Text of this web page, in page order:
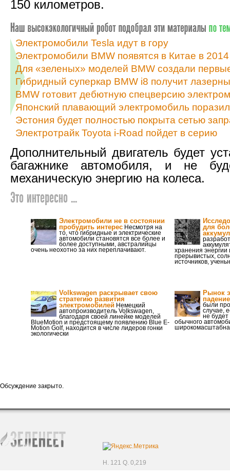
150 километров.
Электромобили Tesla идут в гору
Электромобили BMW появятся в Китае в 2014
Для «зеленых» моделей BMW создали
Гибридный суперкар BMW i8 получит
BMW готовит дебютную спецверсию
Японский плавающий электромобиль
Эстония будет полностью покрыта сетью
Электротрайк Toyota i-Road пойдет в серию
Дополнительный двигатель будет
багажнике автомобиля, и не
механическую энергию на колеса.
Это интересно ...
Электромобили не в состоянии
пробудить интерес Несмотря на
то, что гибридные и электрические
автомобили становятся все более и
более доступными, австралийцы
очень неохотно за них переплачивают.
для
хранения
прерывистых,
источников,
Volkswagen раскрывает свою
стратегию развития
электромобилей Немецкий
автопроизводитель Volkswagen,
благодаря своей линейке моделей
BlueMotion и предстоящему появлению Blue E-
Motion Golf, находится в числе лидеров гонки
экологически
Рынок
были
случае,
не
обычного
Обсуждение закрыто.
H. 121 Q. 0,219